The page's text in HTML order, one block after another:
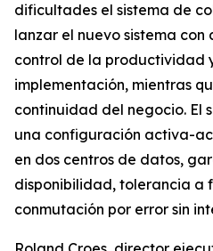
dificultades el sistema de
lanzar el nuevo sistema
control de la productividad
implementación, mientras
continuidad del negocio. El
una configuración activa-
en dos centros de datos,
disponibilidad, tolerancia a
conmutación por error sin